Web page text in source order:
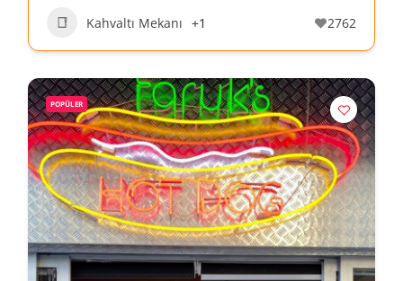
Kahvaltı Mekanı +1 2762
POPÜLER